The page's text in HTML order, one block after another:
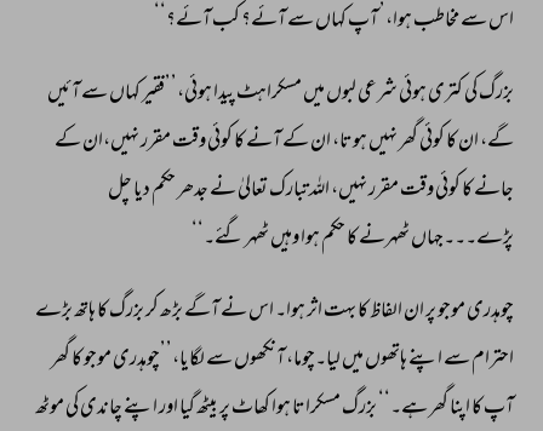
اس سے مخاطب ہوا،’ آپ کہاں سے آئے؟ کب آئے؟‘‘
بزرگ کی کتری ہوئی شرعی لبوں میں مسکراہٹ پیدا ہوئی،’’فقیر کہاں سے آئیں
گے، ان کا کوئی گھر نہیں ہوتا، ان کے آنے کا کوئی وقت مقرر نہیں،ان کے
جانے کا کوئی وقت مقرر نہیں، اللہ تبارک تعالیٰ نے جدھر حکم دیا چل
پڑے۔۔۔جہاں ٹھہرنے کا حکم ہوا وہیں ٹھہر گئے۔‘‘
چوہدری موجو پر ان الفاظ کا بہت اثر ہوا۔ اس نے آگے بڑھ کر بزرگ کا ہاتھ بڑے
احترام سے اپنے ہاتھوں میں لیا۔چوما، آنکھوں سے لگایا،’’چوہدری موجو کا گھر
آپ کا اپنا گھر ہے۔‘‘ بزرگ مسکراتا ہوا کھاٹ پر بیٹھ گیا اور اپنے چاندی کی موٹھ